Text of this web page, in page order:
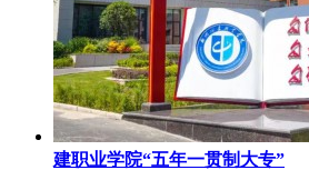
建职业学院“五年一贯制大专”